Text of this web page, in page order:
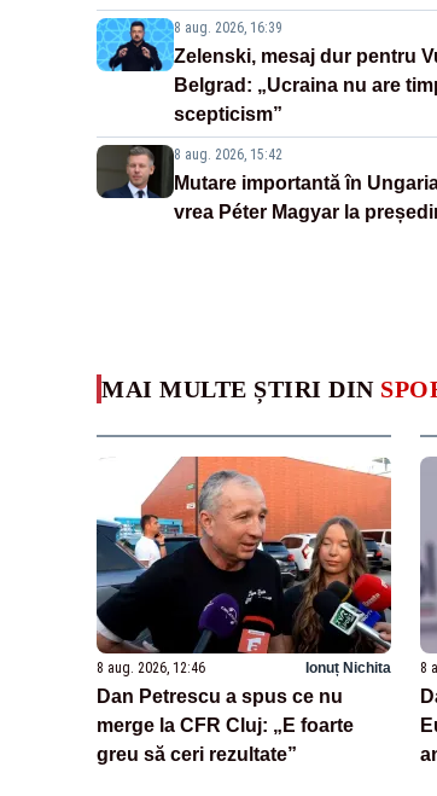
8 aug. 2026, 16:39
Zelenski, mesaj dur pentru
Belgrad: „Ucraina nu are
scepticism”
8 aug. 2026, 15:42
Mutare importantă în
vrea Péter Magyar la
MAI MULTE ȘTIRI DIN
8 aug. 2026, 12:46 Ionuț Nichita
Dan Petrescu a spus ce nu
merge la CFR Cluj: „E foarte
greu să ceri rezultate”
8